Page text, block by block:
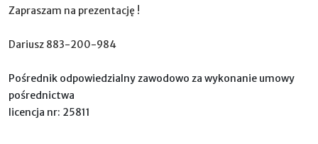
Zapraszam na prezentację !
Dariusz 883-200-984
Pośrednik odpowiedzialny zawodowo za wykonanie umowy
pośrednictwa
licencja nr: 25811